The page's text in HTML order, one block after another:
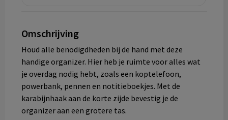
Omschrijving
Houd alle benodigdheden bij de hand met deze
handige organizer. Hier heb je ruimte voor alles wat
je overdag nodig hebt, zoals een koptelefoon,
powerbank, pennen en notitieboekjes. Met de
karabijnhaak aan de korte zijde bevestig je de
organizer aan een grotere tas.